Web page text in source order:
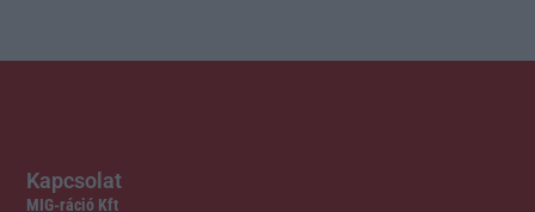
Kapcsolat
MIG-ráció Kft